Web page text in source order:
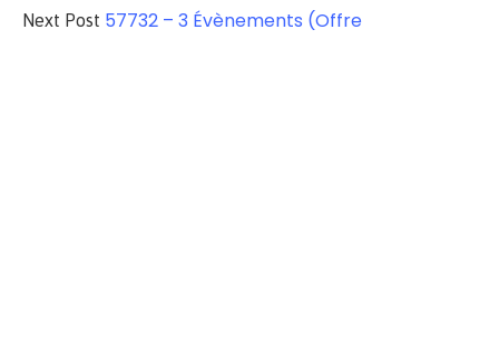
Next Post 57732 – 3 Évènements (Offre